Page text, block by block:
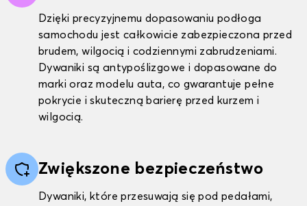
Dzięki precyzyjnemu dopasowaniu podłoga
samochodu jest całkowicie zabezpieczona przed
brudem, wilgocią i codziennymi zabrudzeniami.
Dywaniki są antypoślizgowe i dopasowane do
marki oraz modelu auta, co gwarantuje pełne
pokrycie i skuteczną barierę przed kurzem i
wilgocią.
Zwiększone bezpieczeństwo
Dywaniki, które przesuwają się pod pedałami,